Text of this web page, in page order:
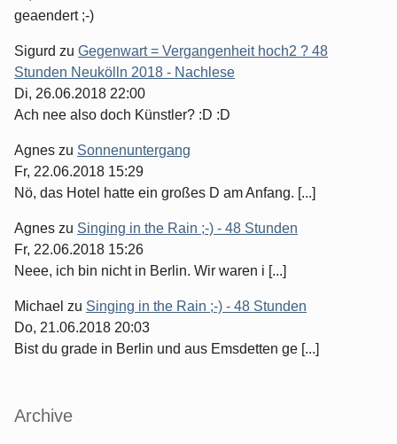
geaendert ;-)
Sigurd zu Gegenwart = Vergangenheit hoch2 ? 48
Stunden Neukölln 2018 - Nachlese
Di, 26.06.2018 22:00
Ach nee also doch Künstler? :D :D
Agnes zu Sonnenuntergang
Fr, 22.06.2018 15:29
Nö, das Hotel hatte ein großes D am Anfang. [...]
Agnes zu Singing in the Rain ;-) - 48 Stunden
Fr, 22.06.2018 15:26
Neee, ich bin nicht in Berlin. Wir waren i [...]
Michael zu Singing in the Rain ;-) - 48 Stunden
Do, 21.06.2018 20:03
Bist du grade in Berlin und aus Emsdetten ge [...]
Archive